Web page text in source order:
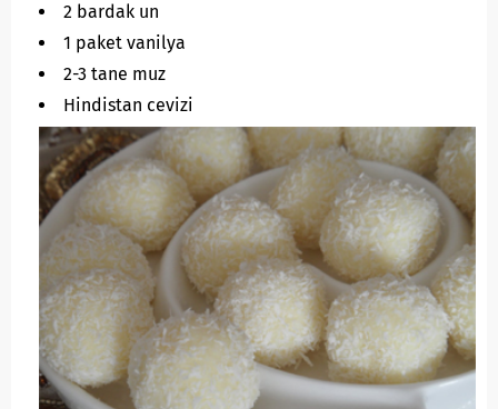
2 bardak un
1 paket vanilya
2-3 tane muz
Hindistan cevizi